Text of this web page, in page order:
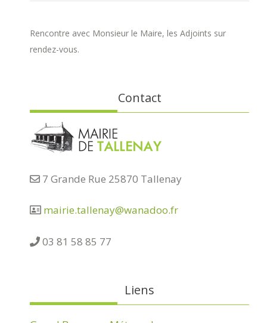
Rencontre avec Monsieur le Maire, les Adjoints sur
rendez-vous.
Contact
7 Grande Rue 25870 Tallenay
mairie.tallenay@wanadoo.fr
03 81 58 85 77
Liens